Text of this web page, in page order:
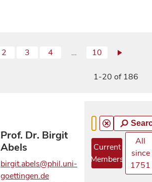
2 3 4 … 10
1-20 of 186
Prof. Dr. Birgit
Abels
birgit.abels@phil.uni-
goettingen.de
Current
Members
All
since
1751